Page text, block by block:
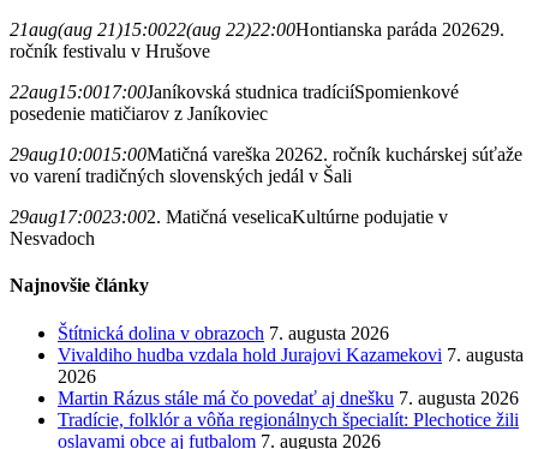
21aug(aug 21)15:0022(aug 22)22:00Hontianska paráda 202629.
ročník festivalu v Hrušove
22aug15:0017:00Janíkovská studnica tradíciíSpomienkové
posedenie matičiarov z Janíkoviec
29aug10:0015:00Matičná vareška 20262. ročník kuchárskej súťaže
vo varení tradičných slovenských jedál v Šali
29aug17:0023:002. Matičná veselicaKultúrne podujatie v
Nesvadoch
Najnovšie články
Štítnická dolina v obrazoch 7. augusta 2026
Vivaldiho hudba vzdala hold Jurajovi Kazamekovi 7. augusta
2026
Martin Rázus stále má čo povedať aj dnešku 7. augusta 2026
Tradície, folklór a vôňa regionálnych špecialít: Plechotice žili
oslavami obce aj futbalom 7. augusta 2026